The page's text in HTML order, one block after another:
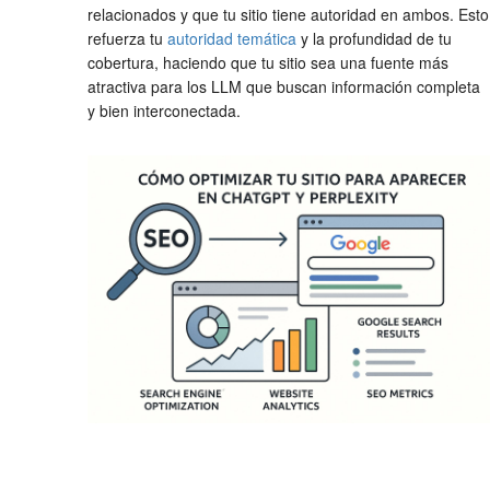
relacionados y que tu sitio tiene autoridad en ambos. Esto
refuerza tu autoridad temática y la profundidad de tu
cobertura, haciendo que tu sitio sea una fuente más
atractiva para los LLM que buscan información completa
y bien interconectada.